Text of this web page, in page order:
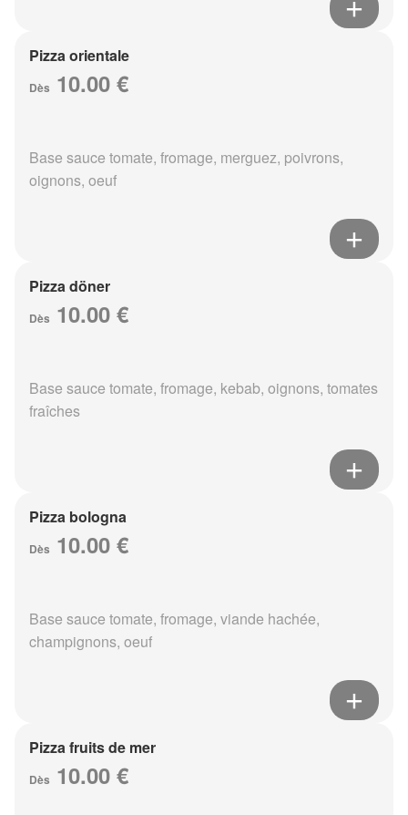
Pizza orientale
Dès 10.00 €
Base sauce tomate, fromage, merguez, poivrons,
oignons, oeuf
Pizza döner
Dès 10.00 €
Base sauce tomate, fromage, kebab, oignons, tomates
fraîches
Pizza bologna
Dès 10.00 €
Base sauce tomate, fromage, viande hachée,
champignons, oeuf
Pizza fruits de mer
Dès 10.00 €